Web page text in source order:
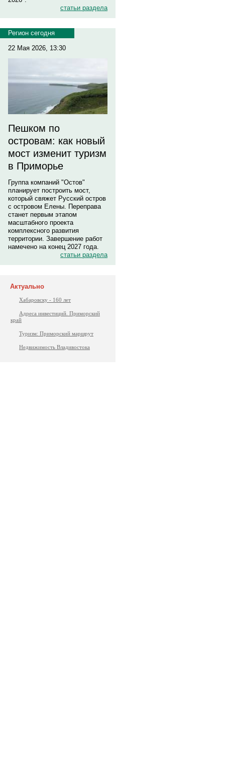
статьи раздела
Регион сегодня
22 Мая 2026, 13:30
Пешком по
островам: как новый
мост изменит туризм
в Приморье
Группа компаний "Остов"
планирует построить мост,
который свяжет Русский остров
с островом Елены. Переправа
станет первым этапом
масштабного проекта
комплексного развития
территории. Завершение работ
намечено на конец 2027 года.
статьи раздела
Актуально
Хабаровску - 160 лет
Адреса инвестиций. Приморский
край
Туризм: Приморский маршрут
Недвижимость Владивостока